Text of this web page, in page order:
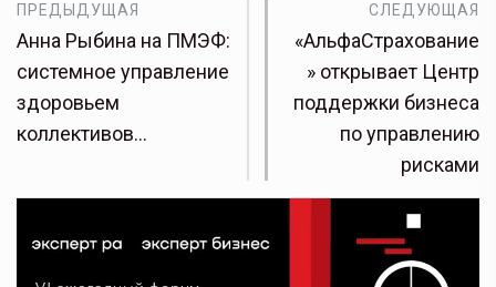
ПРЕДЫДУЩАЯ
Анна Рыбина на ПМЭФ:
системное управление
здоровьем
коллективов…
СЛЕДУЮЩАЯ
«АльфаСтрахование
» открывает Центр
поддержки бизнеса
по управлению
рисками